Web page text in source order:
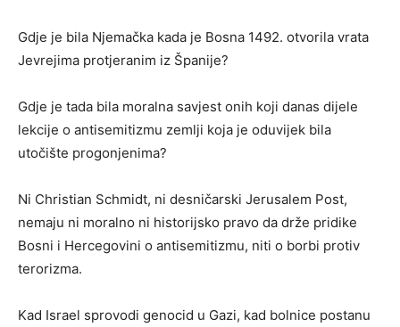
Gdje je bila Njemačka kada je Bosna 1492. otvorila vrata
Jevrejima protjeranim iz Španije?
Gdje je tada bila moralna savjest onih koji danas dijele
lekcije o antisemitizmu zemlji koja je oduvijek bila
utočište progonjenima?
Ni Christian Schmidt, ni desničarski Jerusalem Post,
nemaju ni moralno ni historijsko pravo da drže pridike
Bosni i Hercegovini o antisemitizmu, niti o borbi protiv
terorizma.
Kad Israel sprovodi genocid u Gazi, kad bolnice postanu